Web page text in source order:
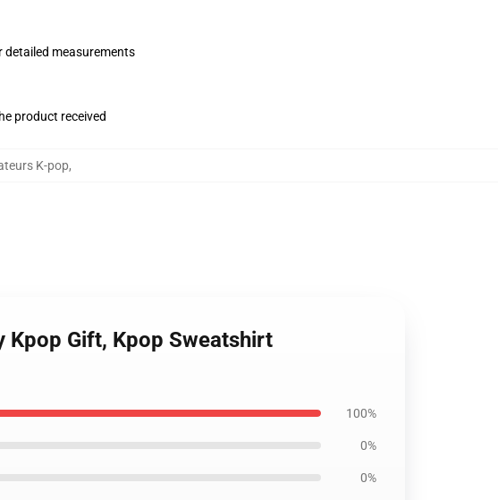
detailed measurements
product received
K-pop,
Kpop Gift, Kpop Sweatshirt
100%
0%
0%